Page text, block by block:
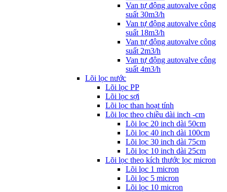
Van tự động autovalve công
suất 30m3/h
Van tự động autovalve công
suất 18m3/h
Van tự động autovalve công
suất 2m3/h
Van tự động autovalve công
suất 4m3/h
Lõi lọc nước
Lõi lọc PP
Lõi lọc sợi
Lõi lọc than hoạt tính
Lõi lọc theo chiều dài inch -cm
Lõi lọc 20 inch dài 50cm
Lõi lọc 40 inch dài 100cm
Lõi lọc 30 inch dài 75cm
Lõi lọc 10 inch dài 25cm
Lõi lọc theo kích thước lọc micron
Lõi lọc 1 micron
Lõi lọc 5 micron
Lõi lọc 10 micron